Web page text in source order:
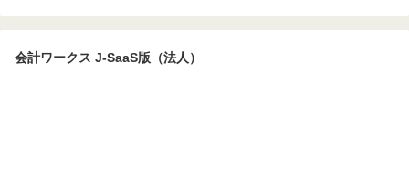
会計ワークス J-SaaS版（法人）